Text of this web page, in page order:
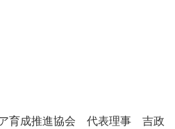
育成推進協会 代表理事 吉政